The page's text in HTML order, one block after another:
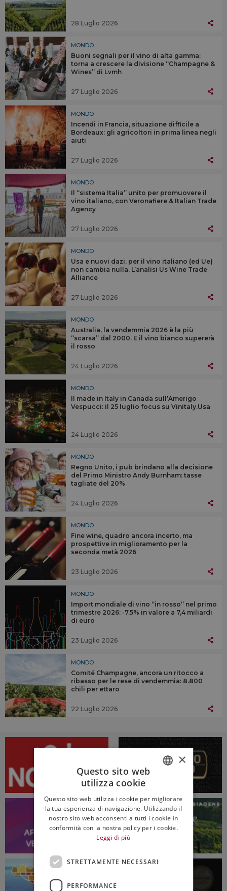
28 Luglio 2026
MONDO
Buoni segnali per il vino di alta gamma:
torna a crescere la divisione “Champagne &
Wines” di Lvmh
27 Luglio 2026
MONDO
Incendi in Francia, situazione difficile a
Bordeaux: gli agricoltori in prima linea negli
aiuti
27 Luglio 2026
MONDO
Il “sistema Italia” unito per promuovere il
vino italiano, con Veronafiere & Italian Trade
Agency
27 Luglio 2026
MONDO
Usa e nuovi dazi, per il vino italiano (ed Ue)
non cambia nulla. L’analisi Us Wine Trade
Alliance
27 Luglio 2026
MONDO
Australia, la vendemmia 2026 è la più
“scarsa” dal 2000. E il vino bianco supererà
il rosso
24 Luglio 2026
MONDO
Il made in Italy in Canada sull’Amerigo
Vespucci: il 25 luglio focus su Vinitaly.Usa
24 Luglio 2026
MONDO
Regno Unito, i pub brindano alla decisione
del Primo Ministro Andy Burnham: tasse
tagliate del 20%
24 Luglio 2026
MONDO
Fine wine, quadro ancora incerto, ma
prospettive in miglioramento per la
seconda metà 2026
23 Luglio 2026
MONDO
Import mondiale di vino “in rosso” nel primo
trimestre 2026: -7,5% in valore a 7,4 miliardi
di euro
23 Luglio 2026
MONDO
Comité Champagne, ancora un ritocco a
ribasso per le rese di vendemmia: 8.800
chili per ettaro
22 Luglio 2026
ENGLISH
×
Questo sito web
utilizza cookie
Questo sito web utilizza i cookie per migliorare
la tua esperienza di navigazione. Utilizzando il
nostro sito web acconsenti a tutti i cookie in
conformità con la nostra policy per i cookie.
Leggi di più
STRETTAMENTE NECESSARI
PERFORMANCE